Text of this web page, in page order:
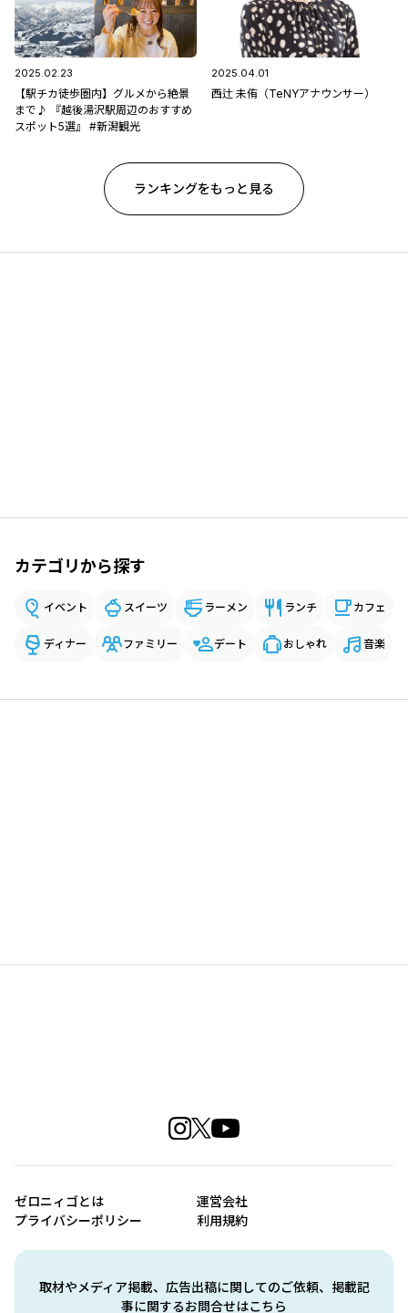
2025.02.23
【駅チカ徒歩圏内】グルメから絶景
まで♪ 『越後湯沢駅周辺のおすすめ
スポット5選』 #新潟観光
2025.04.01
西辻 未侑（TeNYアナウンサー）
ランキングをもっと見る
カテゴリから探す
イベント スイーツ ラーメン ランチ カフェ
ディナー ファミリー デート おしゃれ 音楽
取材やメディア掲載、広告出稿に関してのご依頼、掲載記
事に関するお問合せはこちら
ゼロニィゴとは
運営会社
プライバシーポリシー
利用規約